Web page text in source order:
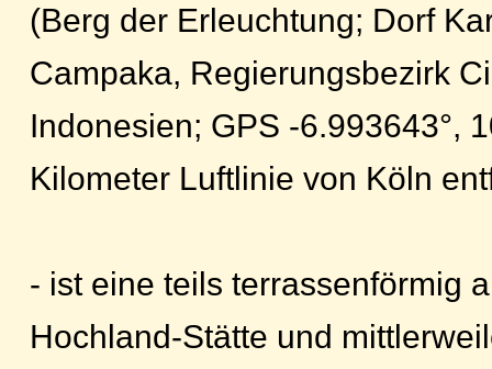
(Berg der Erleuchtung; Dorf
Campaka, Regierungsbezirk
Indonesien; GPS -6.993643°,
Kilometer Luftlinie von Köln
- ist eine teils terrassenförmig
Hochland-Stätte und